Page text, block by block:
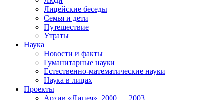
Лицейские беседы
Семья и дети
Путешествие
Утраты
Наука
Новости и факты
Гуманитарные науки
Естественно-математические науки
Наука в лицах
Проекты
Архив «Лицея». 2000 — 2003